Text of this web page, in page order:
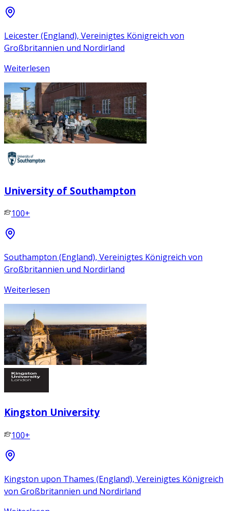
Leicester (England), Vereinigtes Königreich von
Großbritannien und Nordirland
Weiterlesen
University of Southampton
100+
Southampton (England), Vereinigtes Königreich von
Großbritannien und Nordirland
Weiterlesen
Kingston University
100+
Kingston upon Thames (England), Vereinigtes Königreich
von Großbritannien und Nordirland